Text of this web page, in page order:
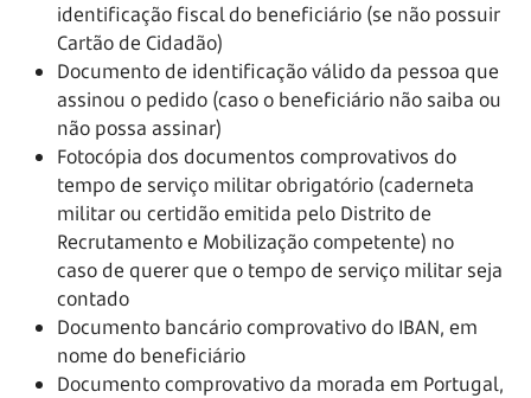
identificação fiscal do beneficiário (se não possuir
Cartão de Cidadão)
Documento de identificação válido da pessoa que
assinou o pedido (caso o beneficiário não saiba ou
não possa assinar)
Fotocópia dos documentos comprovativos do
tempo de serviço militar obrigatório (caderneta
militar ou certidão emitida pelo Distrito de
Recrutamento e Mobilização competente) no
caso de querer que o tempo de serviço militar seja
contado
Documento bancário comprovativo do IBAN, em
nome do beneficiário
Documento comprovativo da morada em Portugal,